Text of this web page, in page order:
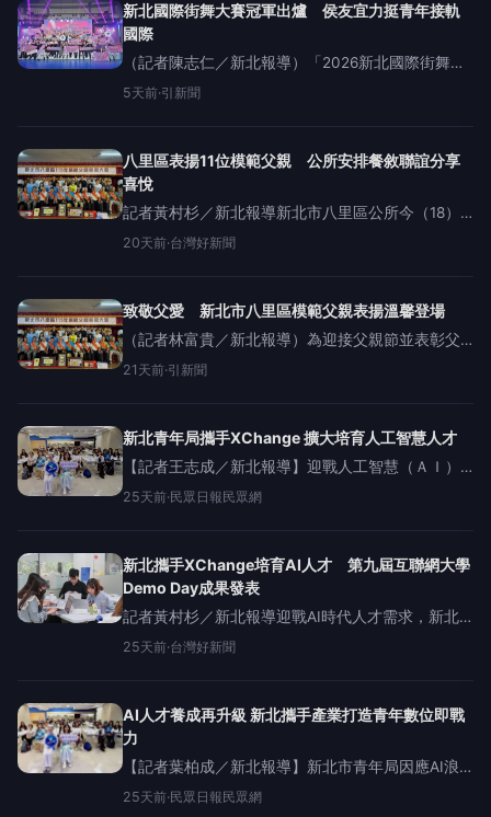
新北國際街舞大賽冠軍出爐 侯友宜力挺青年接軌
國際
（記者陳志仁／新北報導）「2026新北國際街舞大
賽」2日完成決賽並公布各組冠軍，新北市長侯友宜
接軌國際的舞台；今年「不限風格一對一（無限制
組）」前三名選手將
5天前·引新聞
八里區表揚11位模範父親 公所安排餐敘聯誼分享
喜悅
記者黃村杉／新北報導新北市八里區公所今（18）
日舉辦「115年模範父親表揚活動」，青年局長邱兆
祝福與崇高敬意，並感謝他們長年來為家庭及社會
的無私付出。立法委
20天前·台灣好新聞
致敬父愛 新北市八里區模範父親表揚溫馨登場
（記者林富貴／新北報導）為迎接父親節並表彰父
親對家庭及社會的無私奉獻，新北市八里區公所於
長林銚傑親自頒獎，向本次11位模範父親表達誠摯敬
意。每一位受表
21天前·引新聞
新北青年局攜手XChange 擴大培育人工智慧人才
【記者王志成／新北報導】迎戰人工智慧（ＡＩ）
時代人才需求，新北市政府青年局持續攜手台灣最
二）日盛大舉辦「第九屆互聯網大學Demo
25天前·民眾日報民眾網
新北攜手XChange培育AI人才 第九屆互聯網大學
Demo Day成果發表
記者黃村杉／新北報導迎戰AI時代人才需求，新北
市政府青年局持續攜手台灣最大網路人才社群
聯網大學DemoDay成果發表」，活動吸引眾多學員
參與交流。
25天前·台灣好新聞
AI人才養成再升級 新北攜手產業打造青年數位即戰
力
【記者葉柏成／新北報導】新北市青年局因應AI浪
潮帶動產業轉型與人才需求，持續攜手台灣最大網
25天前·民眾日報民眾網